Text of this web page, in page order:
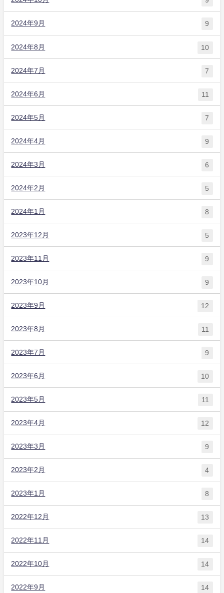
2024年9月 9
2024年8月 10
2024年7月 7
2024年6月 11
2024年5月 7
2024年4月 9
2024年3月 6
2024年2月 5
2024年1月 8
2023年12月 5
2023年11月 9
2023年10月 9
2023年9月 12
2023年8月 11
2023年7月 9
2023年6月 10
2023年5月 11
2023年4月 12
2023年3月 9
2023年2月 4
2023年1月 8
2022年12月 13
2022年11月 14
2022年10月 14
2022年9月 14